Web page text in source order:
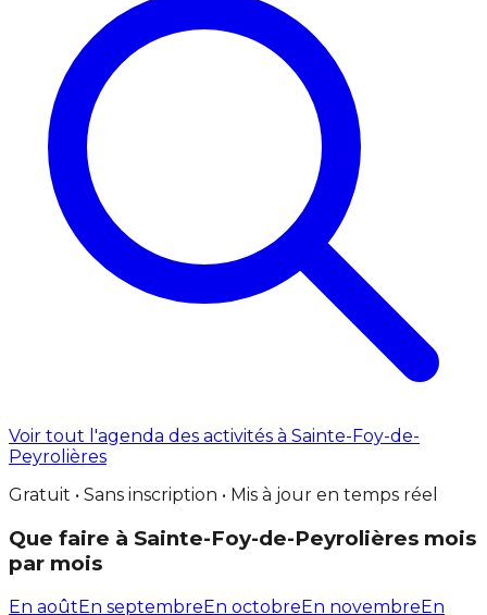
Voir tout l'agenda des activités à Sainte-Foy-de-
Peyrolières
Gratuit • Sans inscription • Mis à jour en temps réel
Que faire à Sainte-Foy-de-Peyrolières mois
par mois
En aoûtEn septembreEn octobreEn novembreEn